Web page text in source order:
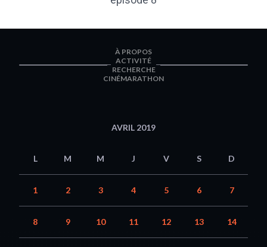
À PROPOS
ACTIVITÉ
RECHERCHE
CINÉMARATHON
AVRIL 2019
L M M J V S D
1 2 3 4 5 6 7
8 9 10 11 12 13 14